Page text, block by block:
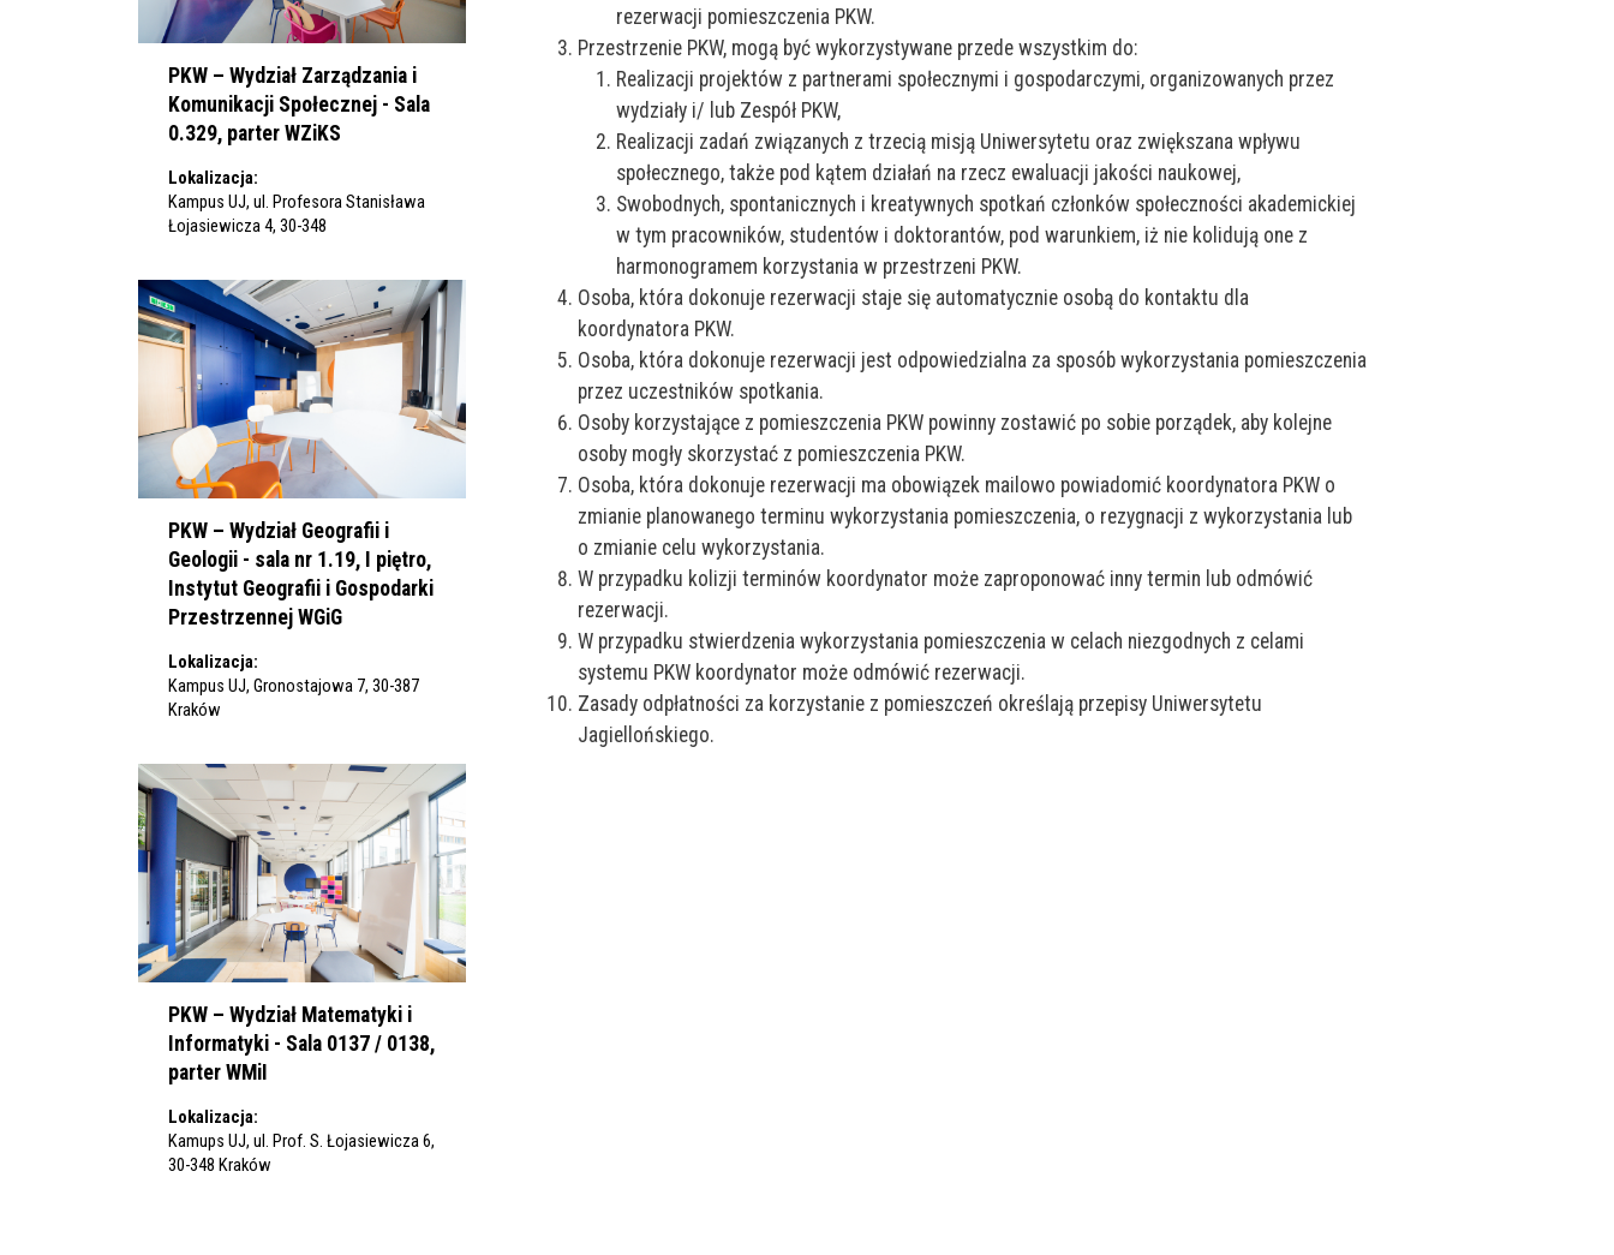
rezerwacji pomieszczenia PKW.
Przestrzenie PKW, mogą być wykorzystywane przede wszystkim do:
Realizacji projektów z partnerami społecznymi i gospodarczymi, organizowanych przez
wydziały i/ lub Zespół PKW,
Realizacji zadań związanych z trzecią misją Uniwersytetu oraz zwiększana wpływu
społecznego, także pod kątem działań na rzecz ewaluacji jakości naukowej,
Swobodnych, spontanicznych i kreatywnych spotkań członków społeczności akademickiej
w tym pracowników, studentów i doktorantów, pod warunkiem, iż nie kolidują one z
harmonogramem korzystania w przestrzeni PKW.
Osoba, która dokonuje rezerwacji staje się automatycznie osobą do kontaktu dla
koordynatora PKW.
Osoba, która dokonuje rezerwacji jest odpowiedzialna za sposób wykorzystania pomieszczenia
przez uczestników spotkania.
Osoby korzystające z pomieszczenia PKW powinny zostawić po sobie porządek, aby kolejne
osoby mogły skorzystać z pomieszczenia PKW.
Osoba, która dokonuje rezerwacji ma obowiązek mailowo powiadomić koordynatora PKW o
zmianie planowanego terminu wykorzystania pomieszczenia, o rezygnacji z wykorzystania lub
o zmianie celu wykorzystania.
W przypadku kolizji terminów koordynator może zaproponować inny termin lub odmówić
rezerwacji.
W przypadku stwierdzenia wykorzystania pomieszczenia w celach niezgodnych z celami
systemu PKW koordynator może odmówić rezerwacji.
Zasady odpłatności za korzystanie z pomieszczeń określają przepisy Uniwersytetu
Jagiellońskiego.
PKW – Wydział Zarządzania i
Komunikacji Społecznej - Sala
0.329, parter WZiKS
Lokalizacja:
Kampus UJ, ul. Profesora Stanisława
Łojasiewicza 4, 30-348
PKW – Wydział Geografii i
Geologii - sala nr 1.19, I piętro,
Instytut Geografii i Gospodarki
Przestrzennej WGiG
Lokalizacja:
Kampus UJ, Gronostajowa 7, 30-387
Kraków
PKW – Wydział Matematyki i
Informatyki - Sala 0137 / 0138,
parter WMiI
Lokalizacja:
Kamups UJ, ul. Prof. S. Łojasiewicza 6,
30-348 Kraków